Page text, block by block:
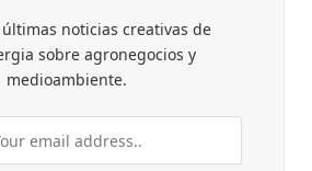
últimas noticias creativas de
sobre agronegocios y
medioambiente.